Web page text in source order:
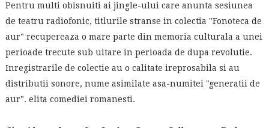
Pentru multi obisnuiti ai jingle-ului care anunta sesiunea
de teatru radiofonic, titlurile stranse in colectia "Fonoteca de
aur" recupereaza o mare parte din memoria culturala a unei
perioade trecute sub uitare in perioada de dupa revolutie.
Inregistrarile de colectie au o calitate ireprosabila si au
distributii sonore, nume asimilate asa-numitei "generatii de
aur". elita comediei romanesti.